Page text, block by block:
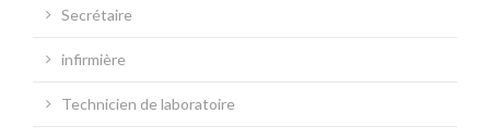
Secrétaire
infirmière
Technicien de laboratoire